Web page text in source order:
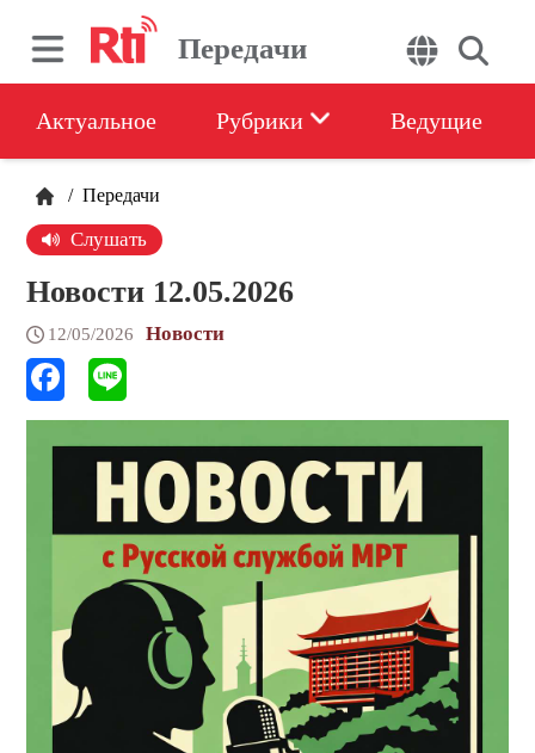
Передачи
Актуальное Рубрики Ведущие
/ Передачи
Слушать
Новости 12.05.2026
12/05/2026 Новости